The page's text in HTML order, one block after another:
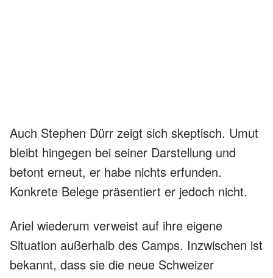
Auch Stephen Dürr zeigt sich skeptisch. Umut
bleibt hingegen bei seiner Darstellung und
betont erneut, er habe nichts erfunden.
Konkrete Belege präsentiert er jedoch nicht.
Ariel wiederum verweist auf ihre eigene
Situation außerhalb des Camps. Inzwischen ist
bekannt, dass sie die neue Schweizer